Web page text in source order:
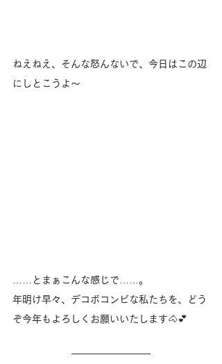
ねえねえ、そんな怒んないで、今日はこの辺
にしとこうよ〜
……とまぁこんな感じで……。
年明け早々、デコボコンビな私たちを、どう
ぞ今年もよろしくお願いいたします🐴💕